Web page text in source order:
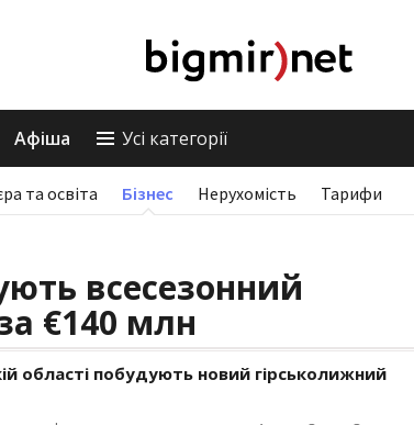
Афіша Усі категорії
та освіта Бізнес Нерухомість Тарифи
всесезонний
€140 млн
області побудують новий гірськолижний